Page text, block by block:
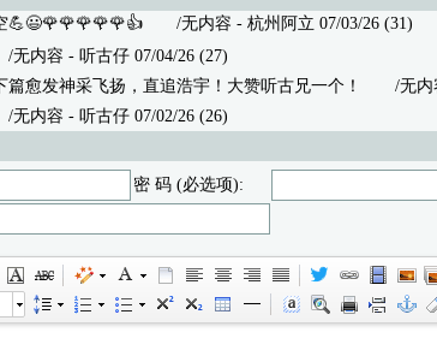
💪😃🌹🌹🌹🌹🌹👍/无内容 - 杭州阿立 07/03/26 (31)
容 - 听古仔 07/04/26 (27)
篇愈发神采飞扬，直追浩宇！大赞听古兄一个！
/无内容
容 - 听古仔 07/02/26 (26)
密 码 (必选项):